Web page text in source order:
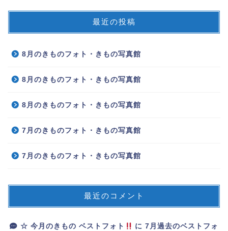
最近の投稿
8月のきものフォト・きもの写真館
8月のきものフォト・きもの写真館
8月のきものフォト・きもの写真館
7月のきものフォト・きもの写真館
7月のきものフォト・きもの写真館
最近のコメント
☆ 今月のきもの ベストフォト に7月過去のベストフォ